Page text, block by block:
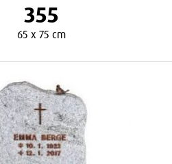
355
65 x 75 cm